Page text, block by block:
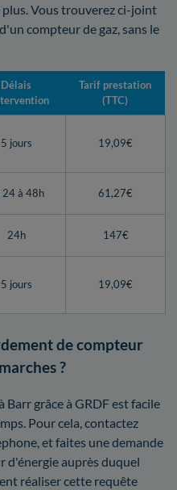
Vous trouverez ci-joint
compteur de gaz, sans le
Délais
Tarif prestation
(TTC)
5 jours 19,09€
24 à 48h 61,27€
24h 147€
5 jours 19,09€
de compteur
?
Barr grâce à GRDF est facile
Pour cela, contactez
et faites une demande
d'énergie auprès duquel
réaliser cette requête